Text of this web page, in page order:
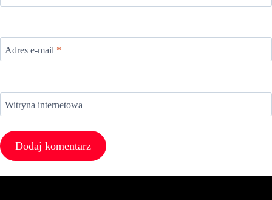
Adres e-mail *
Witryna internetowa